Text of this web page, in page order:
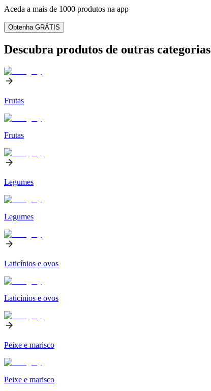
Aceda a mais de 1000 produtos na app
Obtenha GRÁTIS
Descubra produtos de outras categorias
Frutas
Frutas
Legumes
Legumes
Laticínios e ovos
Laticínios e ovos
Peixe e marisco
Peixe e marisco